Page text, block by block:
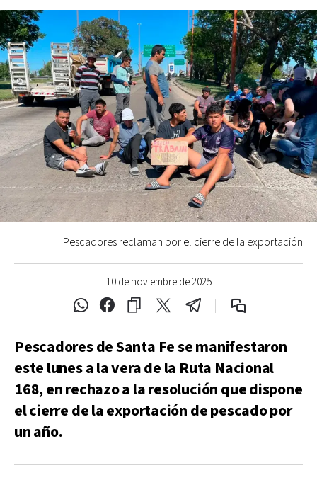
10 de noviembre de 2025
Pescadores reclaman por el cierre de la exportación
Pescadores de Santa Fe se manifestaron
este lunes a la vera de la Ruta Nacional
168, en rechazo a la resolución que dispone
el cierre de la exportación de pescado por
un año.